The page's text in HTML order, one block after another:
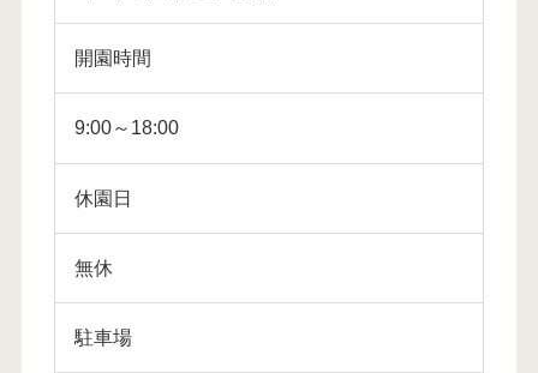
開園時間
9:00～18:00
休園日
無休
駐車場